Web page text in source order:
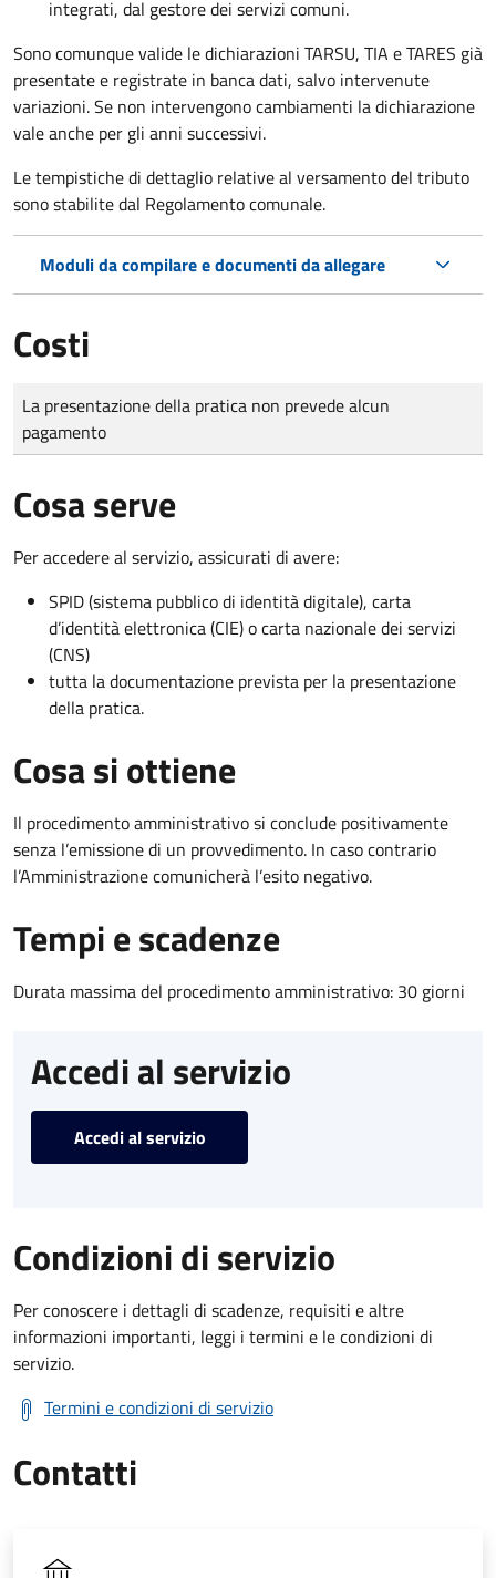
integrati, dal gestore dei servizi comuni.
Sono comunque valide le dichiarazioni TARSU, TIA e TARES già
presentate e registrate in banca dati, salvo intervenute
variazioni. Se non intervengono cambiamenti la dichiarazione
vale anche per gli anni successivi.
Le tempistiche di dettaglio relative al versamento del tributo
sono stabilite dal Regolamento comunale.
Moduli da compilare e documenti da allegare
Costi
Tipo di pagamento
Importo
La presentazione della pratica non prevede alcun
pagamento
Cosa serve
Per accedere al servizio, assicurati di avere:
SPID (sistema pubblico di identità digitale), carta
d’identità elettronica (CIE) o carta nazionale dei servizi
(CNS)
tutta la documentazione prevista per la presentazione
della pratica.
Cosa si ottiene
Il procedimento amministrativo si conclude positivamente
senza l’emissione di un provvedimento. In caso contrario
l’Amministrazione comunicherà l’esito negativo.
Tempi e scadenze
Durata massima del procedimento amministrativo: 30 giorni
Accedi al servizio
Accedi al servizio
Condizioni di servizio
Per conoscere i dettagli di scadenze, requisiti e altre
informazioni importanti, leggi i termini e le condizioni di
servizio.
Termini e condizioni di servizio
Contatti